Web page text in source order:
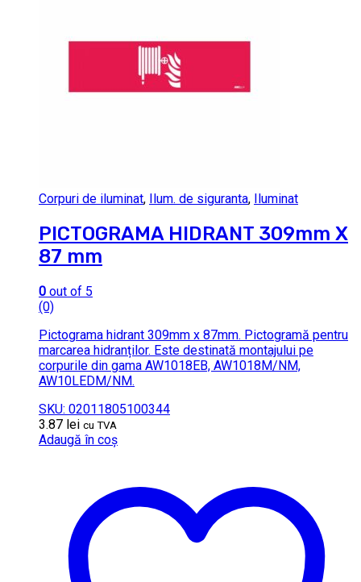
Corpuri de iluminat, Ilum. de siguranta, Iluminat
PICTOGRAMA HIDRANT 309mm X
87 mm
0 out of 5
(0)
Pictograma hidrant 309mm x 87mm. Pictogramă pentru
marcarea hidranților. Este destinată montajului pe
corpurile din gama AW1018EB, AW1018M/NM,
AW10LEDM/NM.
SKU: 02011805100344
3.87 lei cu TVA
Adaugă în coș